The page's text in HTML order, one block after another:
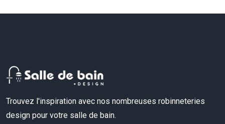
Trouvez l'inspiration avec nos nombreuses robinneteries
design pour votre salle de bain.